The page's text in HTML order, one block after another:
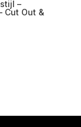
–
Cut Out &